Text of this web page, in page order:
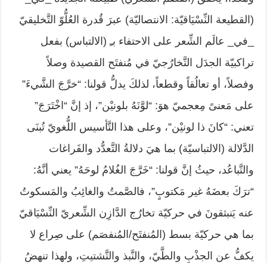
(القطيعة النِّسْيَاقيّة: الانتصاليّة) عبرَ قُدرة العُلُّوّ التَّخليقيّ
_في_ عالَم الشِّعر على الاحتفاء بـِ (الالتباس) بفعل
تراكبيّة الجدَل التَّخارُجيّ في مُنفتَح القصيدة وصلاً
وفصلاً، أو تعالُقاً وقطعاً، لذلكَ يدلُّ قولنا: “خرَّجَ الشَّيءَ”
على مَعنىً مِعجميّ هوَ: “لوَّنَهُ بلونيْن”، إذ إنَّ “اخْتَرَجَ”
تعني: “كانَ ذا لونيْن”، وعلى هذا التَّأسيس اللُّغويّ تُبنَى
الدَّلالة (الالتباسيّة) بما هيَ دلالةُ التَّعدُّد والفَراغات
والتَّباعُد، حيثُ إنَّ قولنا: “خَرَّجَ الغُلامُ لوحَهُ” يعني أنَّهُ:
“ترَكَ بعضَهُ غير مَكتوبٍ”، فالصَّمتُ والغائِبُ والمَسكوتُ
عنه يَنبثقونَ في حركيّة تخارُج الدَّازِن الشِّعريّ النِّسْيَاقيّ
بما هي حركيّة بسط (المُنفتَح/المُنفصَم) على صِراع لا
يكفُّ عن الجذْبِ والطَّيّ، والنَّبذ والتَّشتيتِ، ولهذا تنهضُ